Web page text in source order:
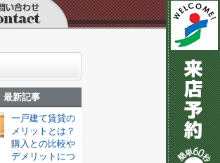
最新記事
一戸建て賃貸の
メリットとは？
購入との比較や
デメリットにつ